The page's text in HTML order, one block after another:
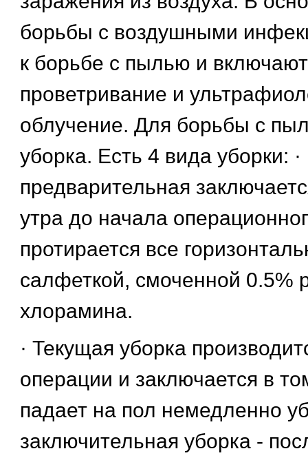
борьбы с воздушными
к борьбе с пылью и
проветривание и
облучение. Для борьбы с
уборка. Есть 4 вида уборки: ·
предварительная
утра до начала
протирается все
салфеткой, смоченной 0.5%
хлорамина.
· Текущая уборка
операции и заключается в
падает на пол немедленно
заключительная уборка -